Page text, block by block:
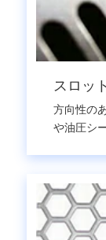
スロッ
方向性の
や油圧シ